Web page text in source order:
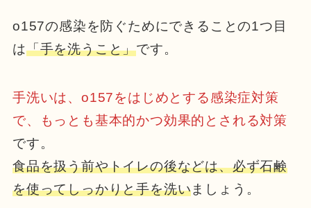
o157の感染を防ぐためにできることの1つ目
は「手を洗うこと」です。
手洗いは、o157をはじめとする感染症対策
で、もっとも基本的かつ効果的とされる対策
です。
食品を扱う前やトイレの後などは、必ず石鹸
を使ってしっかりと手を洗いましょう。